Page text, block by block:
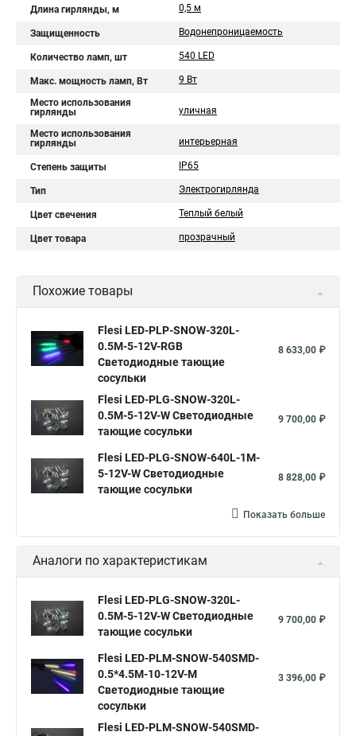
Длина гирлянды, м 0,5 м
Защищенность Водонепроницаемость
Количество ламп, шт 540 LED
Макс. мощность ламп, Вт 9 Вт
Место использования
гирлянды
уличная
Место использования
гирлянды
интерьерная
Степень защиты IP65
Тип Электрогирлянда
Цвет свечения Теплый белый
Цвет товара прозрачный
Похожие товары
Flesi LED-PLP-SNOW-320L-
0.5M-5-12V-RGB
Светодиодные тающие
сосульки
8 633,00 ₽
Flesi LED-PLG-SNOW-320L-
0.5M-5-12V-W Светодиодные
тающие сосульки
9 700,00 ₽
Flesi LED-PLG-SNOW-640L-1M-
5-12V-W Светодиодные
тающие сосульки
8 828,00 ₽
Показать больше
Аналоги по характеристикам
Flesi LED-PLG-SNOW-320L-
0.5M-5-12V-W Светодиодные
тающие сосульки
9 700,00 ₽
Flesi LED-PLM-SNOW-540SMD-
0.5*4.5M-10-12V-M
Светодиодные тающие
сосульки
3 396,00 ₽
Flesi LED-PLM-SNOW-540SMD-